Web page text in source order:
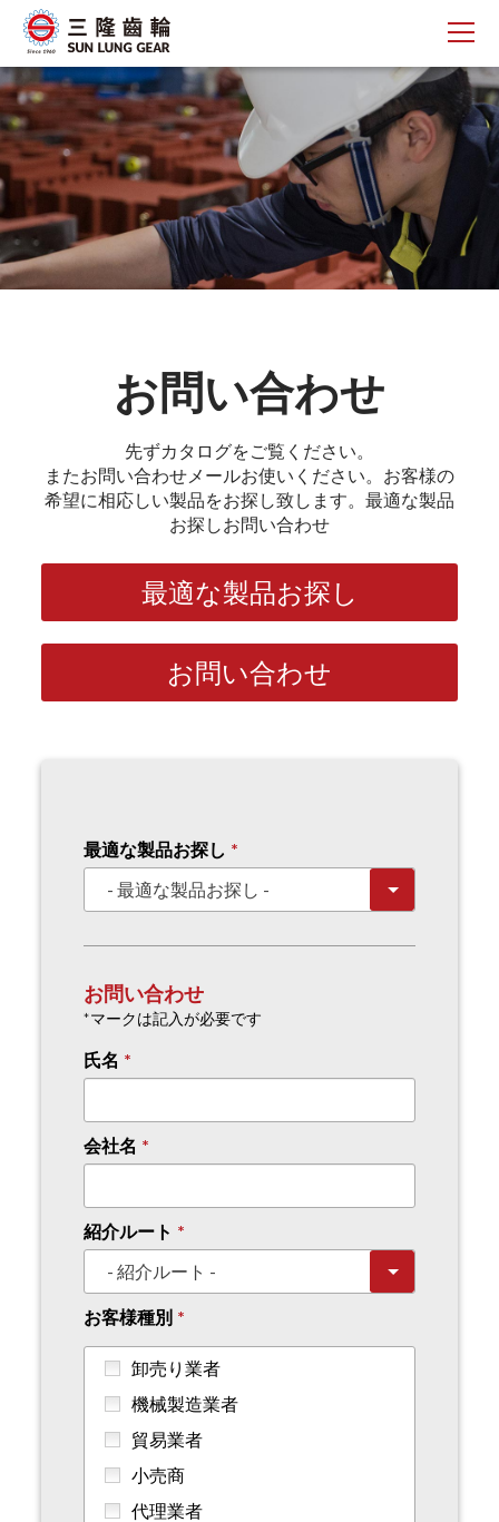
お問い合わせ
先ずカタログをご覧ください。
またお問い合わせメールお使いください。お客様の
希望に相応しい製品をお探し致します。最適な製品
お探しお問い合わせ
最適な製品お探し
お問い合わせ
最適な製品お探し
お問い合わせ
*マークは記入が必要です
氏名
会社名
紹介ルート
お客様種別
卸売り業者
機械製造業者
貿易業者
小売商
代理業者